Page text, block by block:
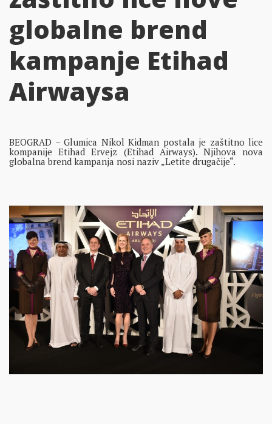
globalne brend
kampanje Etihad
Airwaysa
BEOGRAD – Glumica Nikol Kidman postala je zaštitno lice
kompanije Etihad Ervejz (Etihad Airways). Njihova nova
globalna brend kampanja nosi naziv „Letite drugačije“.